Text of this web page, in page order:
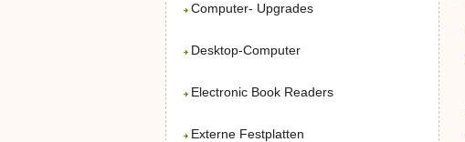
Computer- Upgrades
Desktop-Computer
Electronic Book Readers
Externe Festplatten